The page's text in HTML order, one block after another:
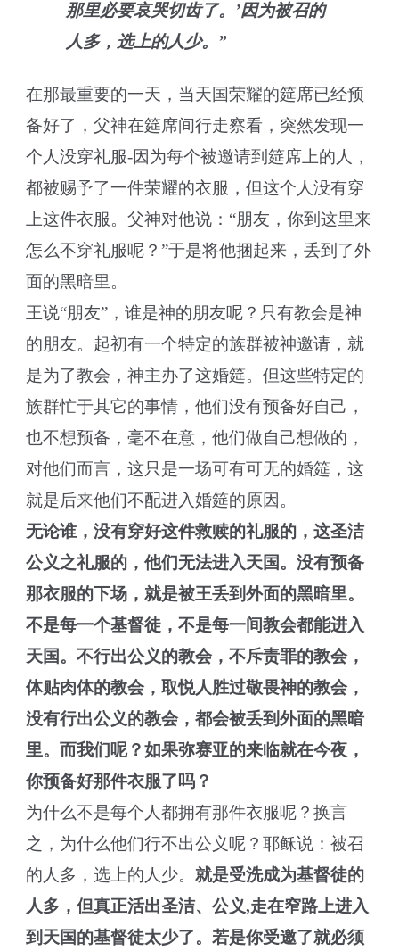
那里必要哀哭切齿了。’因为被召的
人多，选上的人少。”
在那最重要的一天，当天国荣耀的筵席已经预
备好了，父神在筵席间行走察看，突然发现一
个人没穿礼服-因为每个被邀请到筵席上的人，
都被赐予了一件荣耀的衣服，但这个人没有穿
上这件衣服。父神对他说：“朋友，你到这里来
怎么不穿礼服呢？”于是将他捆起来，丢到了外
面的黑暗里。
王说“朋友”，谁是神的朋友呢？只有教会是神
的朋友。起初有一个特定的族群被神邀请，就
是为了教会，神主办了这婚筵。但这些特定的
族群忙于其它的事情，他们没有预备好自己，
也不想预备，毫不在意，他们做自己想做的，
对他们而言，这只是一场可有可无的婚筵，这
就是后来他们不配进入婚筵的原因。
无论谁，没有穿好这件救赎的礼服的，这圣洁
公义之礼服的，他们无法进入天国。没有预备
那衣服的下场，就是被王丢到外面的黑暗里。
不是每一个基督徒，不是每一间教会都能进入
天国。不行出公义的教会，不斥责罪的教会，
体贴肉体的教会，取悦人胜过敬畏神的教会，
没有行出公义的教会，都会被丢到外面的黑暗
里。而我们呢？如果弥赛亚的来临就在今夜，
你预备好那件衣服了吗？
为什么不是每个人都拥有那件衣服呢？换言
之，为什么他们行不出公义呢？耶稣说：被召
的人多，选上的人少。就是受洗成为基督徒的
人多，但真正活出圣洁、公义,走在窄路上进入
到 天国的基督徒太少了。若是你受邀了就必须